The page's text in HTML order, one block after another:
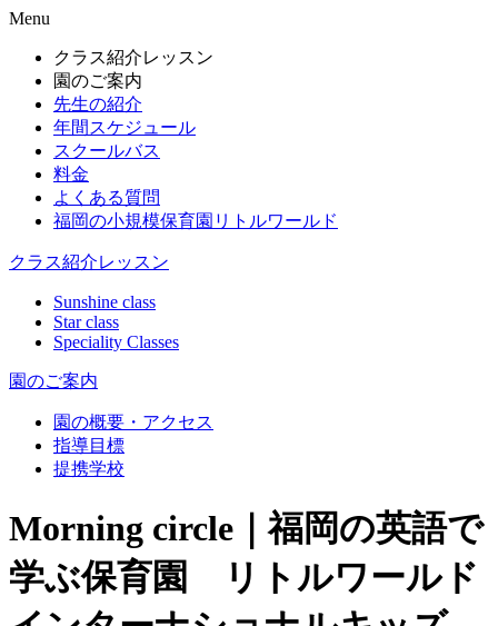
Menu
クラス紹介レッスン
園のご案内
先生の紹介
年間スケジュール
スクールバス
料金
よくある質問
福岡の小規模保育園リトルワールド
クラス紹介レッスン
Sunshine class
Star class
Speciality Classes
園のご案内
園の概要・アクセス
指導目標
提携学校
Morning circle｜福岡の英語で
学ぶ保育園 リトルワールド